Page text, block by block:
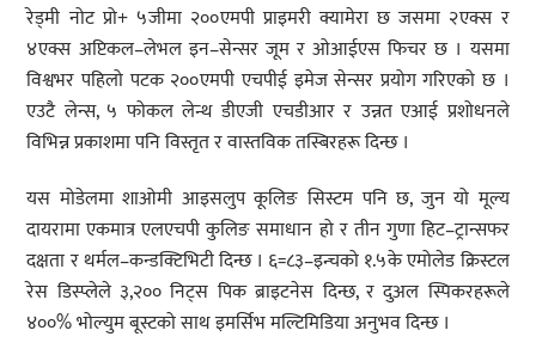
रेड्मी नोट प्रो+ ५जीमा २००एमपी प्राइमरी क्यामेरा छ जसमा २एक्स र
४एक्स अप्टिकल–लेभल इन–सेन्सर जूम र ओआईएस फिचर छ । यसमा
विश्वभर पहिलो पटक २००एमपी एचपीई इमेज सेन्सर प्रयोग गरिएको छ ।
एउटै लेन्स, ५ फोकल लेन्थ डीएजी एचडीआर र उन्नत एआई प्रशोधनले
विभिन्न प्रकाशमा पनि विस्तृत र वास्तविक तस्बिरहरू दिन्छ ।
यस मोडेलमा शाओमी आइसलुप कूलिङ सिस्टम पनि छ, जुन यो मूल्य
दायरामा एकमात्र एलएचपी कुलिङ समाधान हो र तीन गुणा हिट–ट्रान्सफर
दक्षता र थर्मल–कन्डक्टिभिटी दिन्छ । ६=८३–इन्चको १.५के एमोलेड क्रिस्टल
रेस डिस्प्लेले ३,२०० निट्स पिक ब्राइटनेस दिन्छ, र दुअल स्पिकरहरूले
४००% भोल्युम बूस्टको साथ इमर्सिभ मल्टिमिडिया अनुभव दिन्छ ।